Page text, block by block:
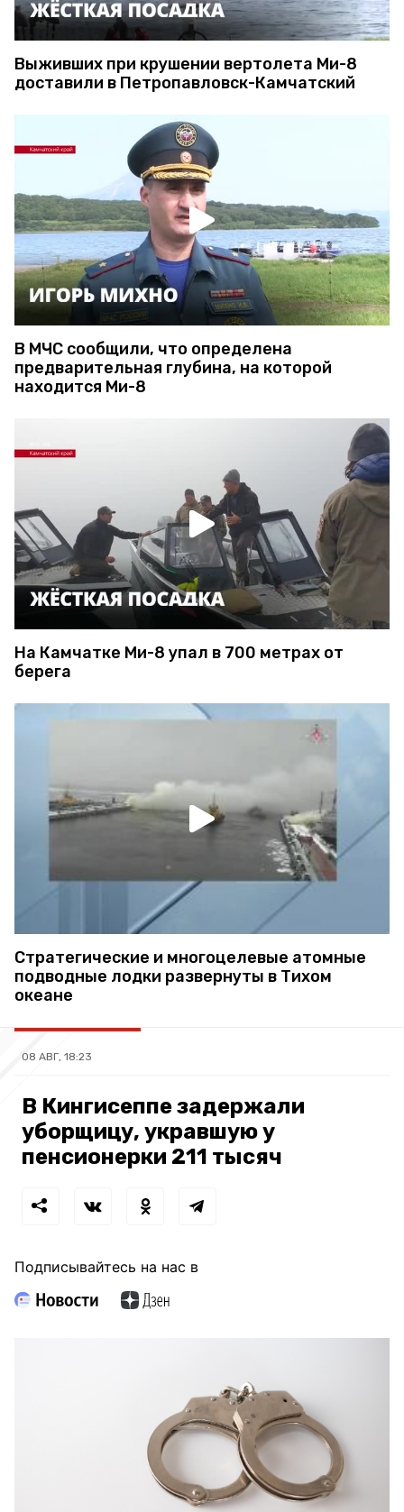
Выживших при крушении вертолета Ми-8
доставили в Петропавловск-Камчатский
В МЧС сообщили, что определена
предварительная глубина, на которой
находится Ми-8
На Камчатке Ми-8 упал в 700 метрах от
берега
Стратегические и многоцелевые атомные
подводные лодки развернуты в Тихом
океане
08 АВГ, 18:23
В Кингисеппе задержали
уборщицу, укравшую у
пенсионерки 211 тысяч
Подписывайтесь на нас в